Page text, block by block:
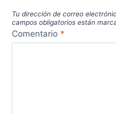
Tu dirección de correo
campos obligatorios están
Comentario *